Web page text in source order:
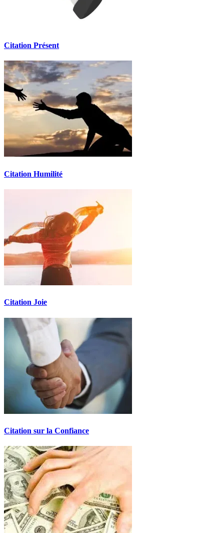
Citation Présent
Citation Humilité
Citation Joie
Citation sur la Confiance